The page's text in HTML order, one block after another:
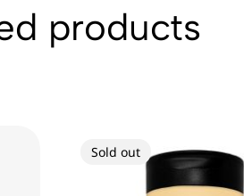
products
Sold out